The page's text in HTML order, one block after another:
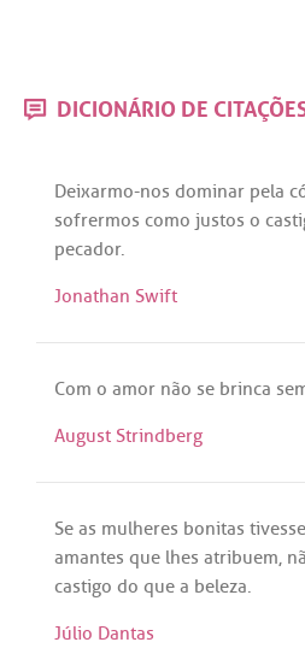
DICIONÁRIO DE
Deixarmo-nos dominar pela
sofrermos como justos o
pecador.
Jonathan Swift
Com o amor não se brinca
August Strindberg
Se as mulheres bonitas
amantes que lhes atribuem,
castigo do que a beleza.
Júlio Dantas